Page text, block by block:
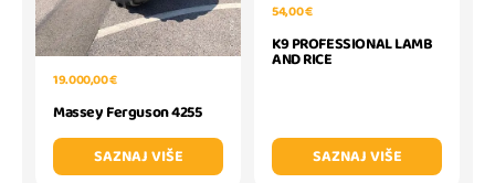
19.000,00 €
Massey Ferguson 4255
SAZNAJ VIŠE
54,00 €
K9 PROFESSIONAL LAMB
AND RICE
SAZNAJ VIŠE